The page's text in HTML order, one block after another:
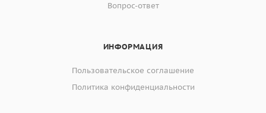
Вопрос-ответ
ИНФОРМАЦИЯ
Пользовательское соглашение
Политика конфиденциальности